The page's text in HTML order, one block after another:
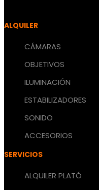
ALQUILER
CÁMARAS
OBJETIVOS
ILUMINACIÓN
ESTABILIZADORES
SONIDO
ACCESORIOS
SERVICIOS
ALQUILER PLATÓ